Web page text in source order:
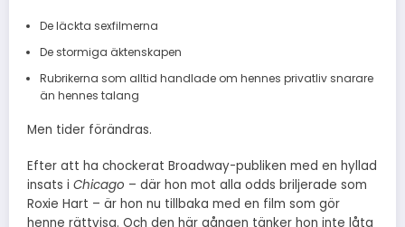
De läckta sexfilmerna
De stormiga äktenskapen
Rubrikerna som alltid handlade om hennes privatliv snarare
än hennes talang
Men tider förändras.
Efter att ha chockerat Broadway-publiken med en hyllad
insats i Chicago – där hon mot alla odds briljerade som
Roxie Hart – är hon nu tillbaka med en film som gör
henne rättvisa. Och den här gången tänker hon inte låta